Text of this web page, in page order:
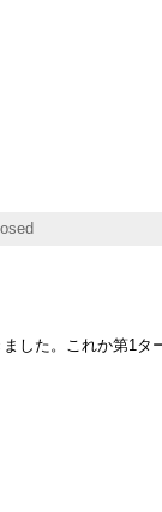
した。これか第1タ